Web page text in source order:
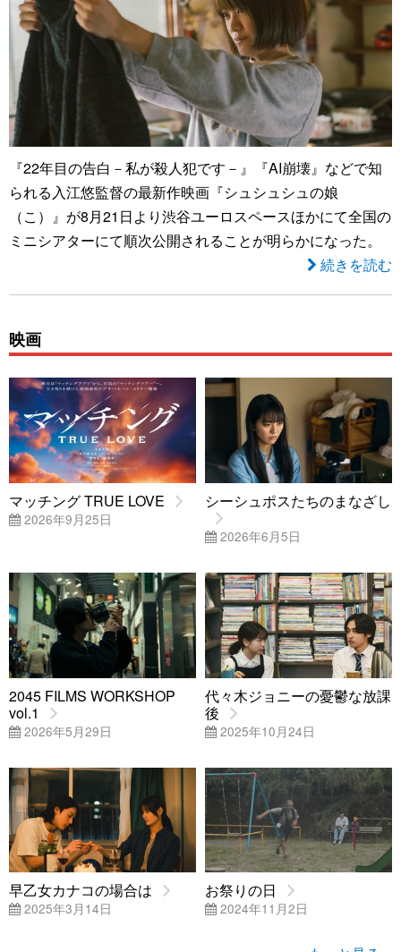
『22年目の告白－私が殺人犯です－』『AI崩壊』などで知
られる入江悠監督の最新作映画『シュシュシュの娘
（こ）』が8月21日より渋谷ユーロスペースほかにて全国の
ミニシアターにて順次公開されることが明らかになった。
続きを読む
映画
マッチング TRUE LOVE
2026年9月25日
シーシュポスたちのまなざし
2026年6月5日
2045 FILMS WORKSHOP
vol.1
2026年5月29日
代々木ジョニーの憂鬱な放課
後
2025年10月24日
早乙女カナコの場合は
2025年3月14日
お祭りの日
2024年11月2日